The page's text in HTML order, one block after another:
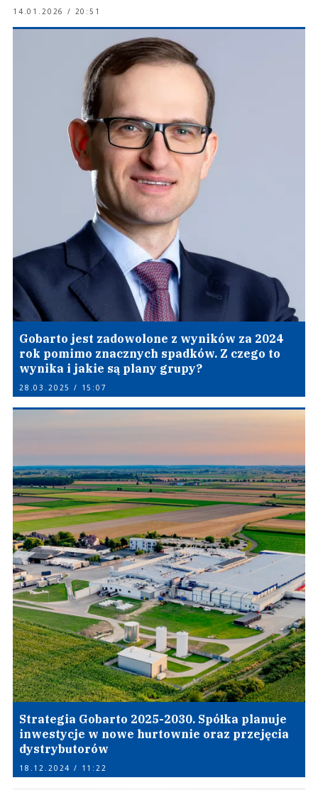
14.01.2026 / 20:51
Gobarto jest zadowolone z wyników za 2024
rok pomimo znacznych spadków. Z czego to
wynika i jakie są plany grupy?
28.03.2025 / 15:07
Strategia Gobarto 2025-2030. Spółka planuje
inwestycje w nowe hurtownie oraz przejęcia
dystrybutorów
18.12.2024 / 11:22